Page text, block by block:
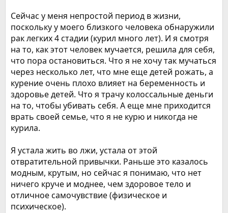
Сейчас у меня непростой период в жизни,
поскольку у моего близкого человека обнаружили
рак легких 4 стадии (курил много лет). И я смотря
на то, как этот человек мучается, решила для себя,
что пора остановиться. Что я не хочу так мучаться
через несколько лет, что мне еще детей рожать, а
курение очень плохо влияет на беременность и
здоровье детей. Что я трачу колоссальные деньги
на то, чтобы убивать себя. А еще мне приходится
врать своей семье, что я не курю и никогда не
курила.
Я устала жить во лжи, устала от этой
отвратительной привычки. Раньше это казалось
модным, крутым, но сейчас я понимаю, что нет
ничего круче и моднее, чем здоровое тело и
отличное самочувствие (физическое и
психическое).